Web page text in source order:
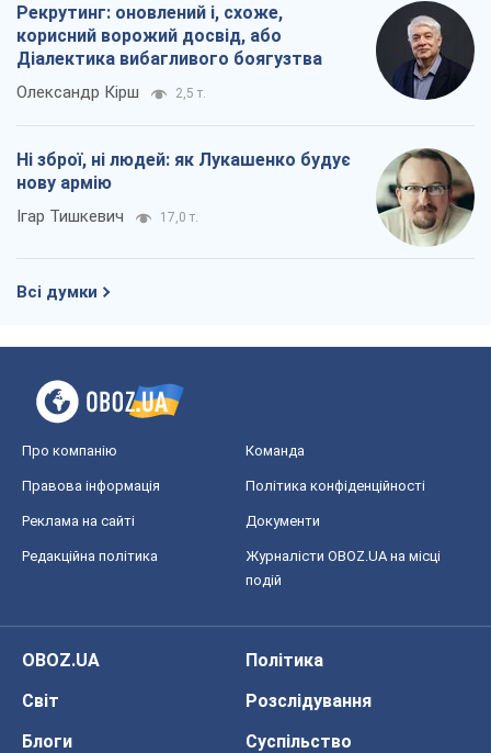
Рекрутинг: оновлений і, схоже,
корисний ворожий досвід, або
Діалектика вибагливого боягузтва
Олександр Кірш 2,5 т.
Ні зброї, ні людей: як Лукашенко будує
нову армію
Ігар Тишкевич 17,0 т.
Всі думки
Про компанію Команда
Правова інформація Політика конфіденційності
Реклама на сайті Документи
Редакційна політика
Журналісти OBOZ.UA на місці
подій
OBOZ.UA
Політика
Світ
Розслідування
Блоги
Суспільство